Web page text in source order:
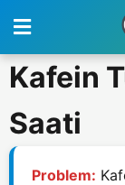
Kafein
Saati
Problem: